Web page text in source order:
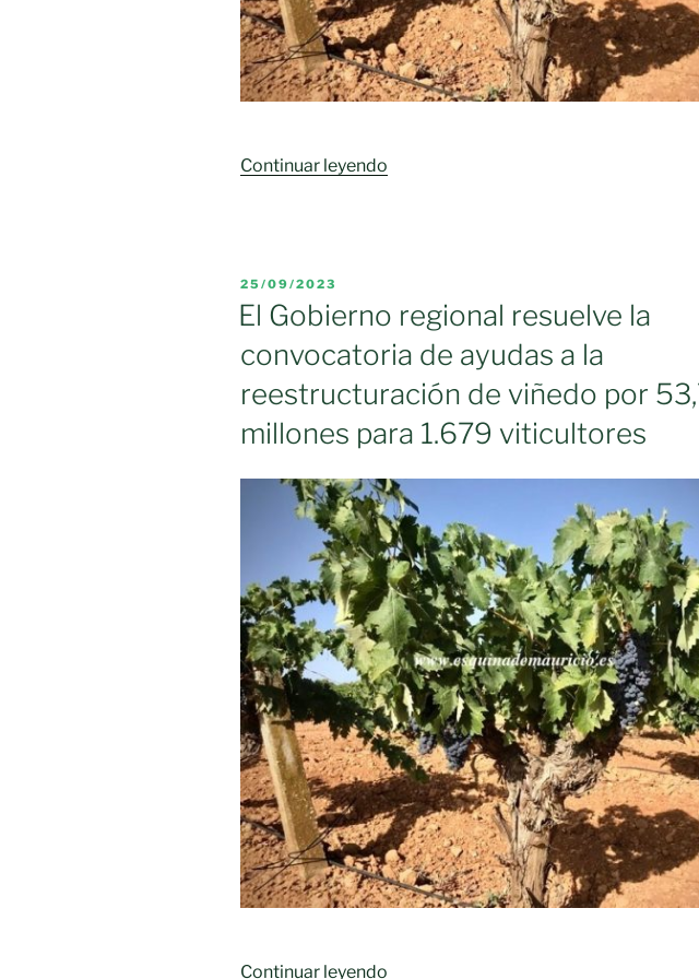
Continuar leyendo
PUBLICADO
EL
25/09/2023
El Gobierno regional resuelve la
convocatoria de ayudas a la
reestructuración de viñedo por
millones para 1.679 viticultores
Continuar leyendo